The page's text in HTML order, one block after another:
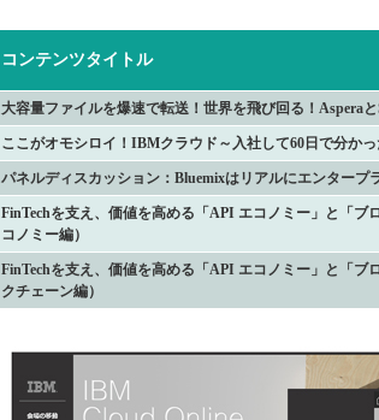
コンテンツタイトル
大容量ファイルを爆速で転送！世界を飛び回る！Aspera
ここがオモシロイ！IBMクラウド～入社して60日で分かっ
パネルディスカッション：Bluemixはリアルにエンタープ
FinTechを支え、価値を高める「API エコノミー」と「ブ
コノミー編）
FinTechを支え、価値を高める「API エコノミー」と「ブ
クチェーン編）